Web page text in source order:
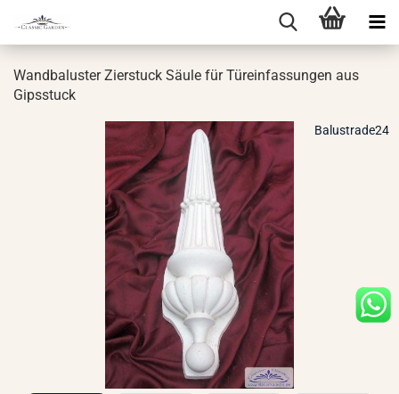
Wand­ba­lus­ter Zier­stuck Säule für Tür­ein­fas­sun­gen aus
Gips­stuck
Balustrade24